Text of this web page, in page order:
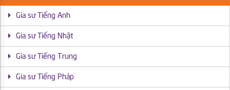
Gia sư Tiếng Anh
Gia sư Tiếng Nhật
Gia sư Tiếng Trung
Gia sư Tiếng Pháp